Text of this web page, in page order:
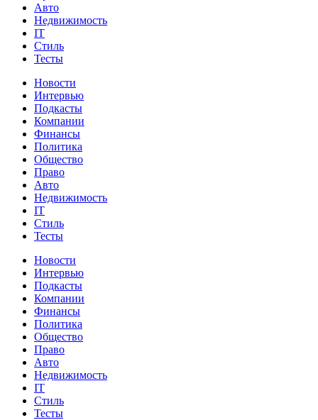
Авто
Недвижимость
IT
Стиль
Тесты
Новости
Интервью
Подкасты
Компании
Финансы
Политика
Общество
Право
Авто
Недвижимость
IT
Стиль
Тесты
Новости
Интервью
Подкасты
Компании
Финансы
Политика
Общество
Право
Авто
Недвижимость
IT
Стиль
Тесты